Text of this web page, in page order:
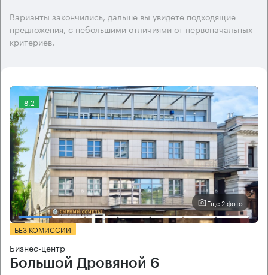
Варианты закончились, дальше вы увидете подходящие
предложения, с небольшими отличиями от первоначальных
критериев.
8.2
Еще 2 фото
БЕЗ КОМИССИИ
Бизнес-центр
Большой Дровяной 6